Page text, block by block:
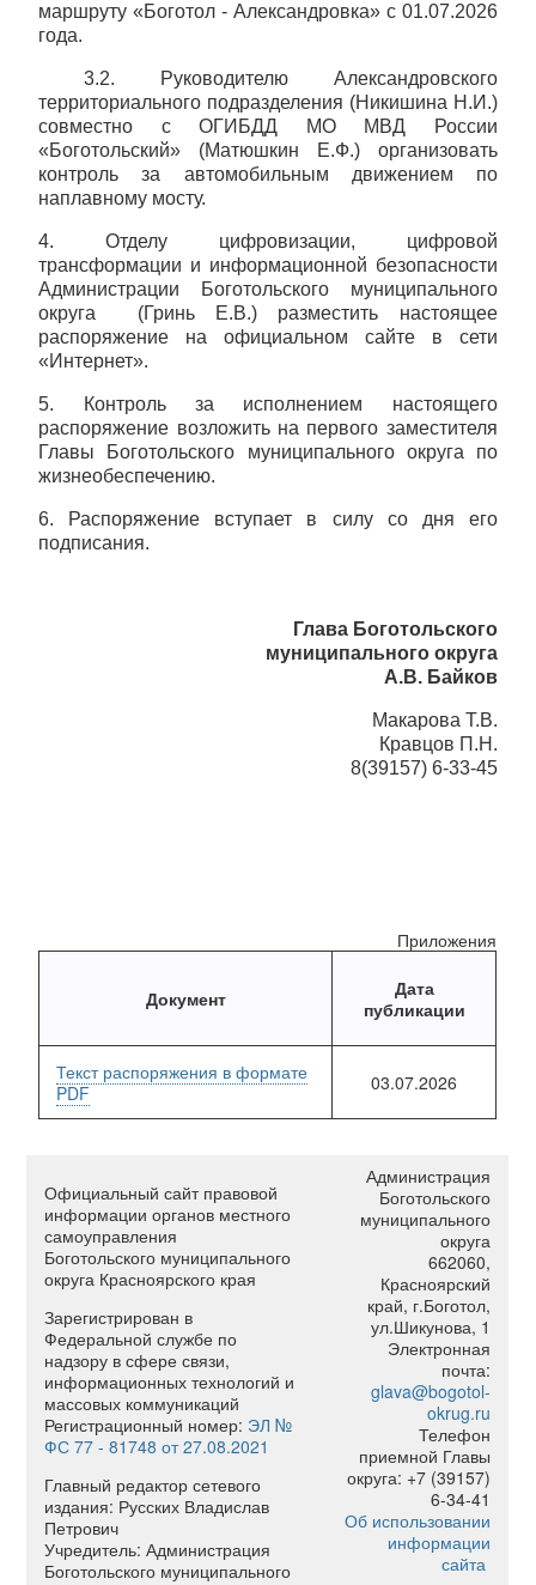
маршруту «Боготол - Александровка» с 01.07.2026
года.
3.2. Руководителю Александровского
территориального подразделения (Никишина Н.И.)
совместно с ОГИБДД МО МВД России
«Боготольский» (Матюшкин Е.Ф.) организовать
контроль за автомобильным движением по
наплавному мосту.
4. Отделу цифровизации, цифровой
трансформации и информационной безопасности
Администрации Боготольского муниципального
округа (Гринь Е.В.) разместить настоящее
распоряжение на официальном сайте в сети
«Интернет».
5. Контроль за исполнением настоящего
распоряжение возложить на первого заместителя
Главы Боготольского муниципального округа по
жизнеобеспечению.
6. Распоряжение вступает в силу со дня его
подписания.
Глава Боготольского
муниципального округа
А.В. Байков
Макарова Т.В.
Кравцов П.Н.
8(39157) 6-33-45
Приложения
Документ
Дата
публикации
Текст распоряжения в формате
PDF
03.07.2026
Официальный сайт правовой
информации органов местного
самоуправления
Боготольского муниципального
округа Красноярского края
Зарегистрирован в
Федеральной службе по
надзору в сфере связи,
информационных технологий и
массовых коммуникаций
Регистрационный номер: ЭЛ №
ФС 77 - 81748 от 27.08.2021
Главный редактор сетевого
издания: Русских Владислав
Петрович
Учредитель: Администрация
Боготольского муниципального
Администрация
Боготольского
муниципального
округа
662060,
Красноярский
край, г.Боготол,
ул.Шикунова, 1
Электронная
почта:
glava@bogotol-
okrug.ru
Телефон
приемной Главы
округа: +7 (39157)
6-34-41
Об использовании
информации
сайта